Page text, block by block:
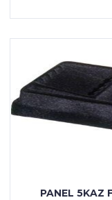
PANEL 5KAZ